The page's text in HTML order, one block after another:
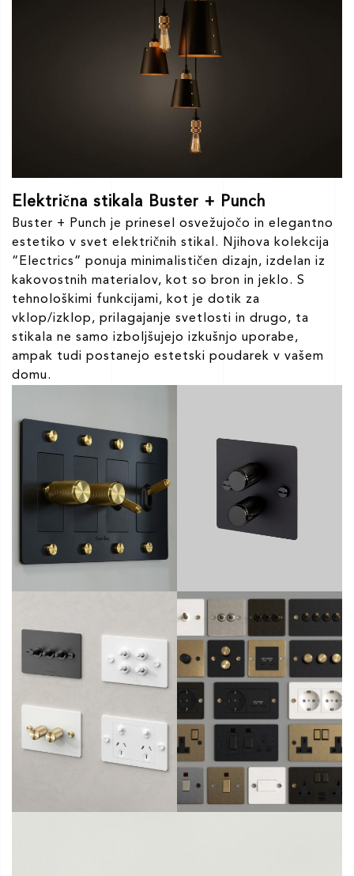
Električna stikala Buster + Punch
Buster + Punch je prinesel osvežujočo in elegantno
estetiko v svet električnih stikal. Njihova kolekcija
“Electrics” ponuja minimalističen dizajn, izdelan iz
kakovostnih materialov, kot so bron in jeklo. S
tehnološkimi funkcijami, kot je dotik za
vklop/izklop, prilagajanje svetlosti in drugo, ta
stikala ne samo izboljšujejo izkušnjo uporabe,
ampak tudi postanejo estetski poudarek v vašem
domu.